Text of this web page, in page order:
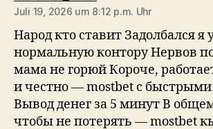
Juli 19, 2026 um 8:12 p.m. Uhr
Народ кто ставит Задолбался я
нормальную контору Нервов
мама не горюй Короче,
и честно — mostbet с
Вывод денег за 5 минут В
чтобы не потерять — mostbet